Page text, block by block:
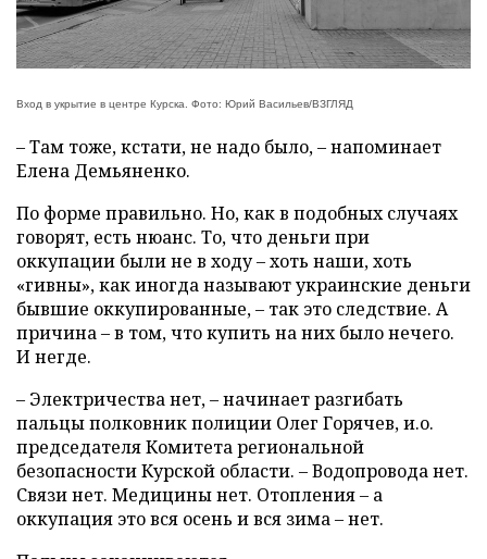
Вход в укрытие в центре Курска. Фото: Юрий Васильев/ВЗГЛЯД
– Там тоже, кстати, не надо было, – напоминает
Елена Демьяненко.
По форме правильно. Но, как в подобных случаях
говорят, есть нюанс. То, что деньги при
оккупации были не в ходу – хоть наши, хоть
«гивны», как иногда называют украинские деньги
бывшие оккупированные, – так это следствие. А
причина – в том, что купить на них было нечего.
И негде.
– Электричества нет, – начинает разгибать
пальцы полковник полиции Олег Горячев, и.о.
председателя Комитета региональной
безопасности Курской области. – Водопровода нет.
Связи нет. Медицины нет. Отопления – а
оккупация это вся осень и вся зима – нет.